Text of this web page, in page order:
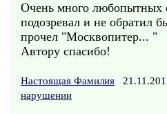
Очень много любопытных
подозревал и не обратил
прочел "Москвопитер... "
Автору спасибо!
Настоящая Фамилия
нарушении